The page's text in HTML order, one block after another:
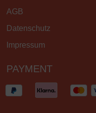
AGB
Datenschutz
Impressum
PAYMENT